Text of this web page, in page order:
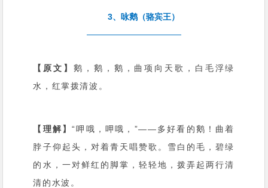
3、咏鹅（骆宾王）
【原文】鹅，鹅，鹅，曲项向天歌，白毛浮绿
水，红掌拨清波。
【理解】“呷哦，呷哦，”——多好看的鹅！曲着
脖子仰起头，对着青天唱赞歌。雪白的毛，碧绿
的水，一对鲜红的脚掌，轻轻地，拨弄起两行清
清的水波。